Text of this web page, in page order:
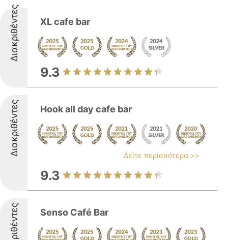
Διακριθέντες XL cafe bar
9.3
Διακριθέντες Hook all day cafe bar
Δείτε περισσότερα >>
9.3
Senso Café Bar